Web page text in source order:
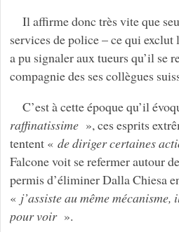
Il affirme donc très vite que
services de police – ce qui exclut
a pu signaler aux tueurs qu’il se
compagnie des ses collègues
C’est à cette époque qu’il
raffinatissime », ces esprits
tentent « de diriger certaines
Falcone voit se refermer autour
permis d’éliminer Dalla Chiesa
« j’assiste au même
pour voir ».